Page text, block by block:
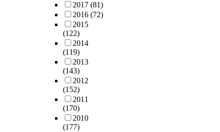
2017 (81)
2016 (72)
2015
(122)
2014
(119)
2013
(143)
2012
(152)
2011
(170)
2010
(177)